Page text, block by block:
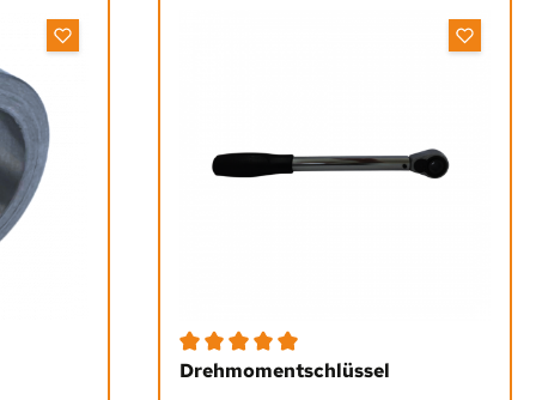
Durchschnittliche Bewertung von 5 von 5
Drehmomentschlüssel